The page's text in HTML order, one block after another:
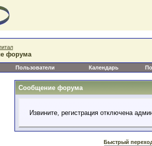
форума
Пользователи Календарь
Сообщение форума
Извините, регистрация отключена
Быстрый